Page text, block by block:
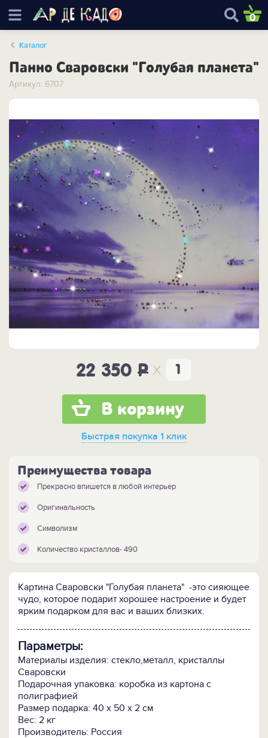
0
Каталог
Панно Сваровски "Голубая планета"
Артикул: 6707
22 350 P x
В корзину
Быстрая покупка 1 клик
Преимущества товара
Прекрасно впишется в любой интерьер
Оригинальность
Символизм
Количество кристаллов- 490
Картина Сваровски "Голубая планета" -это сияющее
чудо, которое подарит хорошее настроение и будет
ярким подарком для вас и ваших близких.
Параметры:
Материалы изделия: стекло,металл, кристаллы
Сваровски
Подарочная упаковка: коробка из картона с
полиграфией
Размер подарка: 40 х 50 х 2 см
Вес: 2 кг
Производитель: Россия